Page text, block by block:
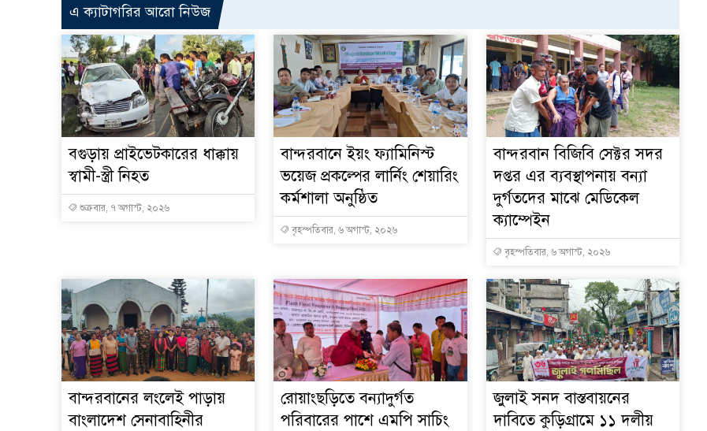
এ ক্যাটাগরির আরো নিউজ
বগুড়ায় প্রাইভেটকারের ধাক্কায়
স্বামী-স্ত্রী নিহত
শুক্রবার, ৭ অগাস্ট, ২০২৬
বান্দরবানে ইয়ং ফ্যামিনিস্ট
ভয়েজ প্রকল্পের লার্নিং শেয়ারিং
কর্মশালা অনুষ্ঠিত
বৃহস্পতিবার, ৬ অগাস্ট, ২০২৬
বান্দরবান বিজিবি সেক্টর সদর
দপ্তর এর ব্যবস্থাপনায় বন্যা
দুর্গতদের মাঝে মেডিকেল
ক্যাম্পেইন
বৃহস্পতিবার, ৬ অগাস্ট, ২০২৬
বান্দরবানের লংলেই পাড়ায়
বাংলাদেশ সেনাবাহিনীর
রোয়াংছড়িতে বন্যাদুর্গত
পরিবারের পাশে এমপি সাচিং
জুলাই সনদ বাস্তবায়নের
দাবিতে কুড়িগ্রামে ১১ দলীয়